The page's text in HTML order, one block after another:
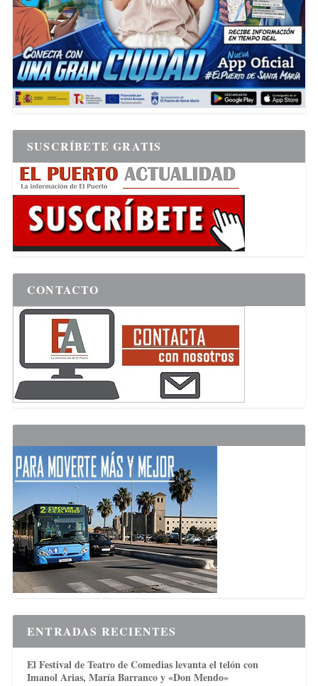
SUSCRÍBETE GRATIS
CONTACTO
ENTRADAS RECIENTES
El Festival de Teatro de Comedias levanta el telón con
Imanol Arias, María Barranco y «Don Mendo»